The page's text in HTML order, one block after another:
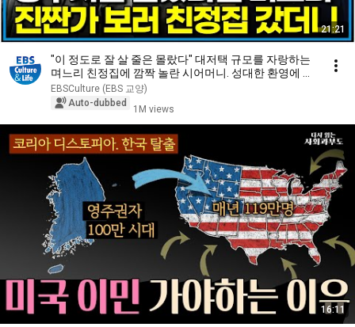
21:21
"이 정도로 잘 살 줄은 몰랐다" 대저택 규모를 자랑하는
며느리 친정집에 깜짝 놀란 시어머니. 성대한 환영에 몸
둘 바를 모르는데...｜다문화 고부열전｜알고e즘
EBSCulture (EBS 교양)
Auto-dubbed
1M views
16:11